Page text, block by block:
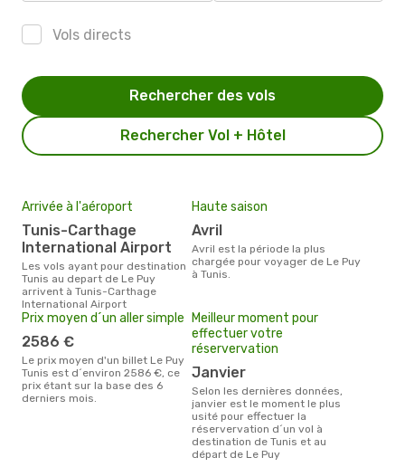
Vols directs
Rechercher Vol + Hôtel
Rechercher des vols
Arrivée à l'aéroport
Tunis-Carthage
International Airport
Les vols ayant pour destination
Tunis au depart de Le Puy
arrivent à Tunis-Carthage
International Airport
Haute saison
avril
avril est la période la plus
chargée pour voyager de Le Puy
à Tunis.
Prix moyen d´un aller simple
2586 €
Le prix moyen d'un billet Le Puy
Tunis est d´environ 2586 €, ce
prix étant sur la base des 6
derniers mois.
Meilleur moment pour
effectuer votre
réservervation
janvier
Selon les dernières données,
janvier est le moment le plus
usité pour effectuer la
réservervation d´un vol à
destination de Tunis et au
départ de Le Puy